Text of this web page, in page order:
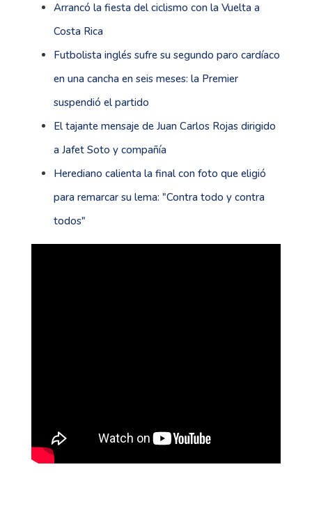
Arrancó la fiesta del ciclismo con la Vuelta a
Costa Rica
Futbolista inglés sufre su segundo paro cardíaco
en una cancha en seis meses: la Premier
suspendió el partido
El tajante mensaje de Juan Carlos Rojas dirigido
a Jafet Soto y compañía
Herediano calienta la final con foto que eligió
para remarcar su lema: "Contra todo y contra
todos"